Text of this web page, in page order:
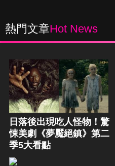
熱門文章Hot News
日落後出現吃人怪物！驚
悚美劇《夢魘絕鎮》第二
季5大看點